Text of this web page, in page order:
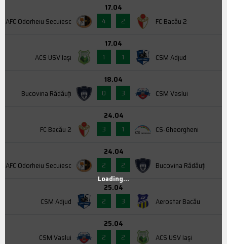
AFC Odorheiu Secuiesc
17.04
4
2 FC Bacău 2
ACS USV Iaşi
17.04
1
1 CSM Adjud
Bucovina Rădăuți
18.04
0
3 CSM Vaslui
FC Bacău 2
24.04
3
1 CS-Gheorgheni
AFC Odorheiu Secuiesc
24.04
2
2 Bucovina Rădăuți
CSM Adjud
25.04
2
3 Aerostar Bacău
CSM Vaslui
25.04
2
2 ACS USV Iaşi
Loading...